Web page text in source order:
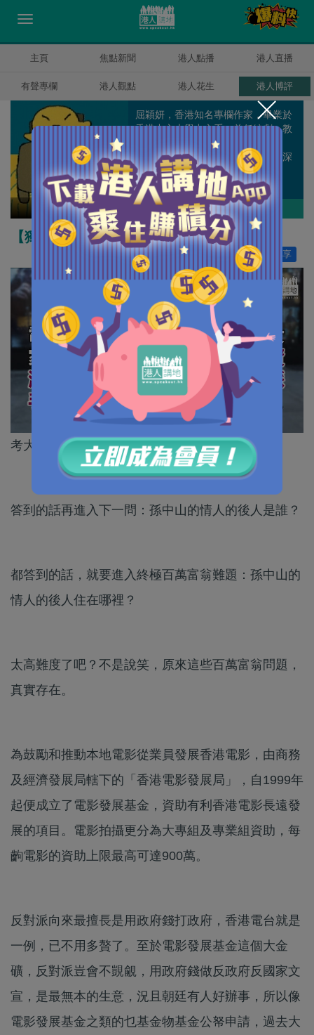
主頁 焦點新聞 港人點播 港人直播
有聲專欄 港人觀點 港人花生 港人博評
屈穎妍
屈穎妍，香港知名專欄作家，畢業於
香港中文大學中文系，曾任編劇、教
師、記者、周刊副總編輯和雜誌顧
問，著有《怪獸家長》一書，文章深
受港爸港媽歡迎。
作者其他博評
【獨家文章】尋找孫中山情人的後人
分享
153
考大家一條問題：孫中山的情人是誰？
答到的話再進入下一問：孫中山的情人的後人是誰？
都答到的話，就要進入終極百萬富翁難題：孫中山的
情人的後人住在哪裡？
太高難度了吧？不是說笑，原來這些百萬富翁問題，
真實存在。
為鼓勵和推動本地電影從業員發展香港電影，由商務
及經濟發展局轄下的「香港電影發展局」，自1999年
起便成立了電影發展基金，資助有利香港電影長遠發
展的項目。電影拍攝更分為大專組及專業組資助，每
齣電影的資助上限最高可達900萬。
反對派向來最擅長是用政府錢打政府，香港電台就是
一例，已不用多贅了。至於電影發展基金這個大金
礦，反對派豈會不覬覦，用政府錢做反政府反國家文
宣，是最無本的生意，況且朝廷有人好辦事，所以像
電影發展基金之類的乜基金物基金公帑申請，過去大